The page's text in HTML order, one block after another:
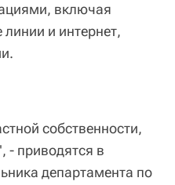
включая
и интернет,
собственности,
- приводятся в
департамента по